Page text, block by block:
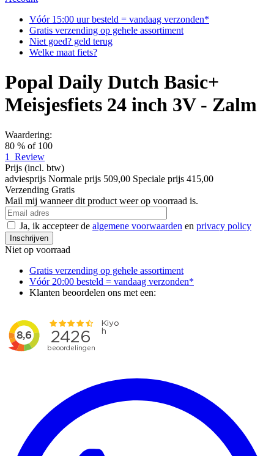
Vóór 15:00 uur besteld = vandaag verzonden*
Gratis verzending op gehele assortiment
Niet goed? geld terug
Welke maat fiets?
Popal Daily Dutch Basic+
Meisjesfiets 24 inch 3V - Zalm
Waardering:
80 % of 100
1
Review
Prijs (incl. btw)
adviesprijs Normale prijs 509,00 Speciale prijs 415,00
Verzending Gratis
Mail mij wanneer dit product weer op voorraad is.
Ja, ik accepteer de algemene voorwaarden en privacy policy
Inschrijven
Niet op voorraad
Gratis verzending op gehele assortiment
Vóór 20:00 besteld = vandaag verzonden*
Klanten beoordelen ons met een: